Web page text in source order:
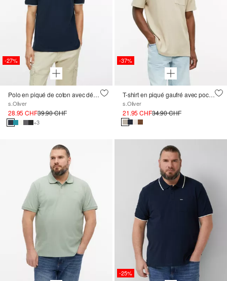
-27%
Polo en piqué de coton avec détails contrastés
s.Oliver
28.95 CHF39.90 CHF
+3
-37%
T-shirt en piqué gaufré avec poche poitrine
s.Oliver
21.95 CHF34.90 CHF
-25%